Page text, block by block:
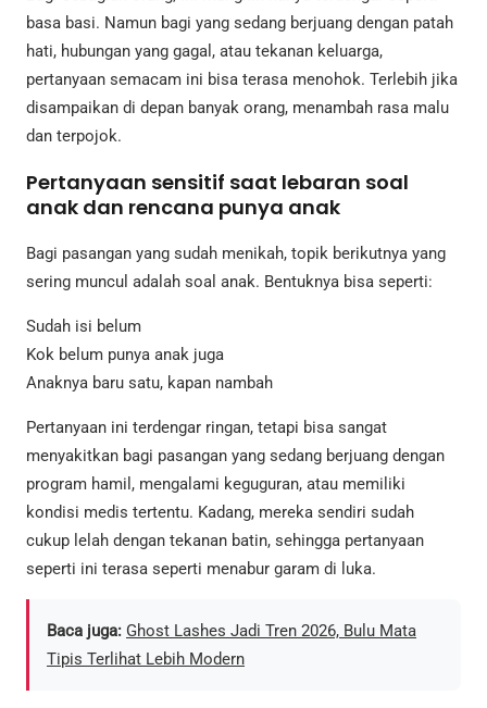
basa basi. Namun bagi yang sedang berjuang dengan patah
hati, hubungan yang gagal, atau tekanan keluarga,
pertanyaan semacam ini bisa terasa menohok. Terlebih jika
disampaikan di depan banyak orang, menambah rasa malu
dan terpojok.
Pertanyaan sensitif saat lebaran soal
anak dan rencana punya anak
Bagi pasangan yang sudah menikah, topik berikutnya yang
sering muncul adalah soal anak. Bentuknya bisa seperti:
Sudah isi belum
Kok belum punya anak juga
Anaknya baru satu, kapan nambah
Pertanyaan ini terdengar ringan, tetapi bisa sangat
menyakitkan bagi pasangan yang sedang berjuang dengan
program hamil, mengalami keguguran, atau memiliki
kondisi medis tertentu. Kadang, mereka sendiri sudah
cukup lelah dengan tekanan batin, sehingga pertanyaan
seperti ini terasa seperti menabur garam di luka.
Baca juga: Ghost Lashes Jadi Tren 2026, Bulu Mata
Tipis Terlihat Lebih Modern